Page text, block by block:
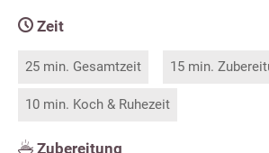
Zeit
25 min. Gesamtzeit 15 min.
10 min. Koch & Ruhezeit
Zubereitung